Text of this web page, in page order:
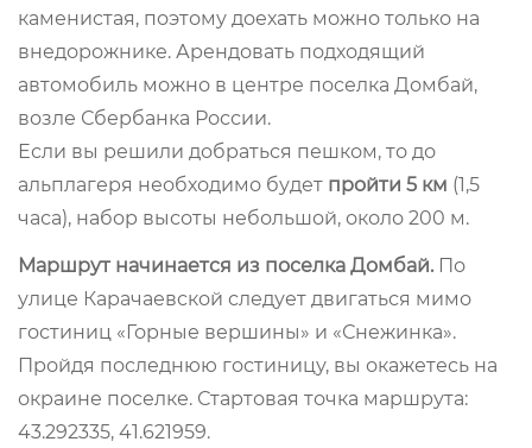
каменистая, поэтому доехать можно только на
внедорожнике. Арендовать подходящий
автомобиль можно в центре поселка Домбай,
возле Сбербанка России.
Если вы решили добраться пешком, то до
альплагеря необходимо будет пройти 5 км (1,5
часа), набор высоты небольшой, около 200 м.
Маршрут начинается из поселка Домбай. По
улице Карачаевской следует двигаться мимо
гостиниц «Горные вершины» и «Снежинка».
Пройдя последнюю гостиницу, вы окажетесь на
окраине поселке. Стартовая точка маршрута:
43.292335, 41.621959.